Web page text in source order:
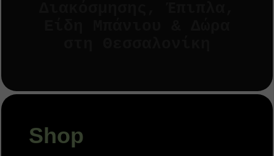
Shop